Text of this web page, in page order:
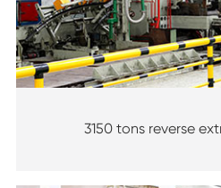
3150 tons reverse